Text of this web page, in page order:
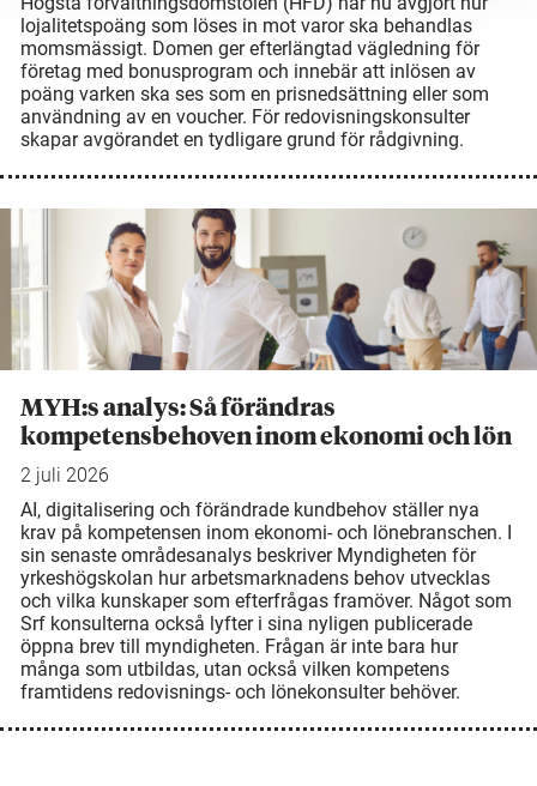
lojalitetspoäng som löses in mot varor ska behandlas
momsmässigt. Domen ger efterlängtad vägledning för
företag med bonusprogram och innebär att inlösen av
poäng varken ska ses som en prisnedsättning eller som
användning av en voucher. För redovisningskonsulter
skapar avgörandet en tydligare grund för rådgivning.
MYH:s analys: Så förändras
kompetensbehoven inom ekonomi och lön
2 juli 2026
AI, digitalisering och förändrade kundbehov ställer nya
krav på kompetensen inom ekonomi- och lönebranschen. I
sin senaste områdesanalys beskriver Myndigheten för
yrkeshögskolan hur arbetsmarknadens behov utvecklas
och vilka kunskaper som efterfrågas framöver. Något som
Srf konsulterna också lyfter i sina nyligen publicerade
öppna brev till myndigheten. Frågan är inte bara hur
många som utbildas, utan också vilken kompetens
framtidens redovisnings- och lönekonsulter behöver.